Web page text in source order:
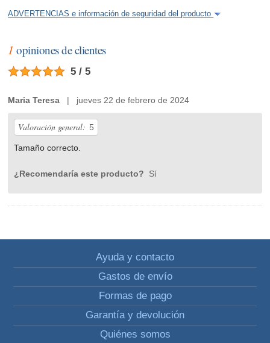
ADVERTENCIAS e información de seguridad del producto
1 opiniones de clientes
5 / 5
Maria Teresa | jueves 22 de febrero de 2024
Valoración general: 5
Tamaño correcto.
¿Recomendaría este producto? Sí
Ayuda y contacto
Gastos de envío
Formas de pago
Garantía y devolución
Quiénes somos